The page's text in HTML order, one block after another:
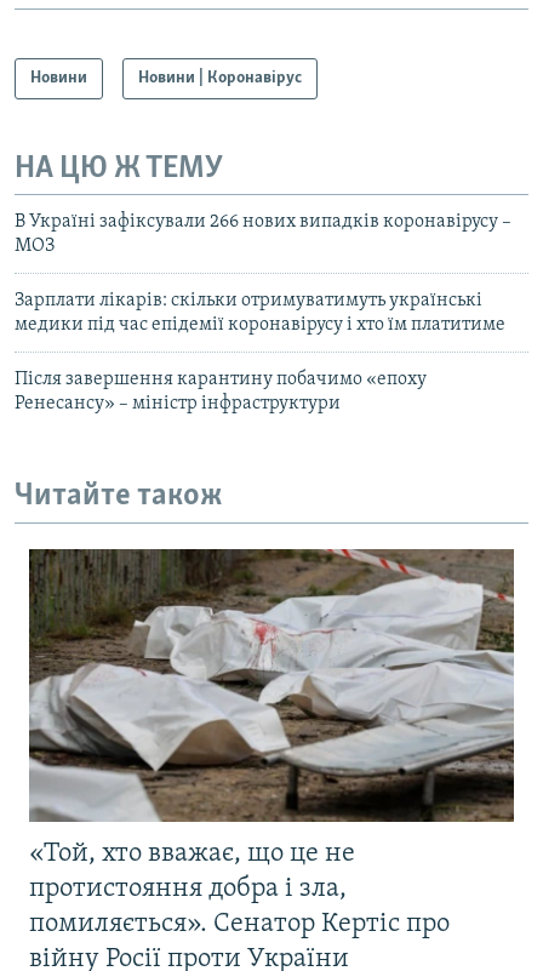
Новини Новини | Коронавірус
НА ЦЮ Ж ТЕМУ
В Україні зафіксували 266 нових випадків коронавірусу –
МОЗ
Зарплати лікарів: скільки отримуватимуть українські
медики під час епідемії коронавірусу і хто їм платитиме
Після завершення карантину побачимо «епоху
Ренесансу» – міністр інфраструктури
Читайте також
«Той, хто вважає, що це не
протистояння добра і зла,
помиляється». Сенатор Кертіс про
війну Росії проти України